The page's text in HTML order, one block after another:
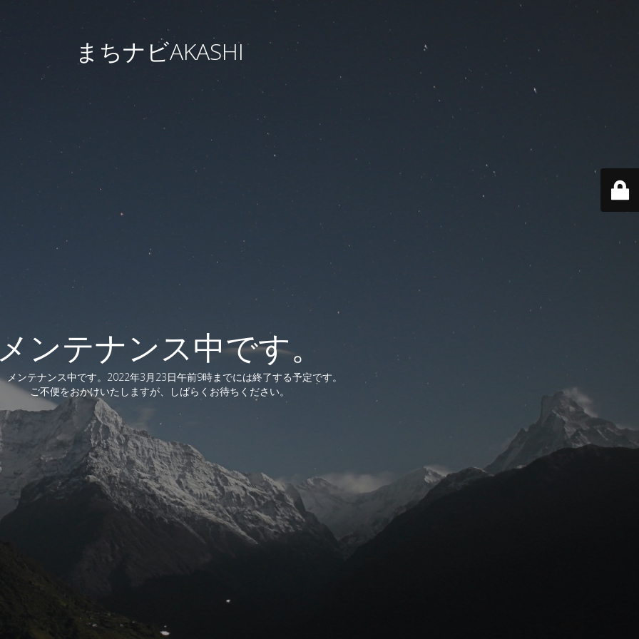
まちナビAKASHI
ンテナンス中です。
メンテナンス中です。2022年3月23日午前9時までには終了する予定です。
ご不便をおかけいたしますが、しばらくお待ちください。